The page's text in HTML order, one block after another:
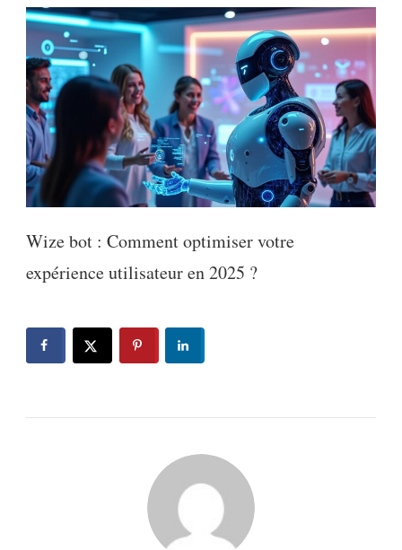
Wize bot : Comment optimiser votre
expérience utilisateur en 2025 ?